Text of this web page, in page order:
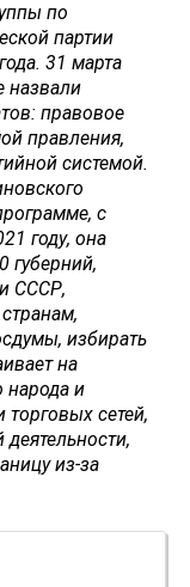
по
партии
31 марта
назвали
правовое
правления,
системой.
с
году, она
губерний,
СССР,
избирать
на
народа и
торговых сетей,
из-за